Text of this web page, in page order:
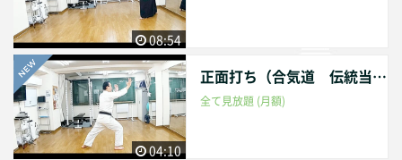
erves as the referee.Organize the Hatenkai for the realizati
on of a better and effective Aikido.
08:54
04:10
正面打ち（合気道 伝統当身技）
全て見放題 (月額)